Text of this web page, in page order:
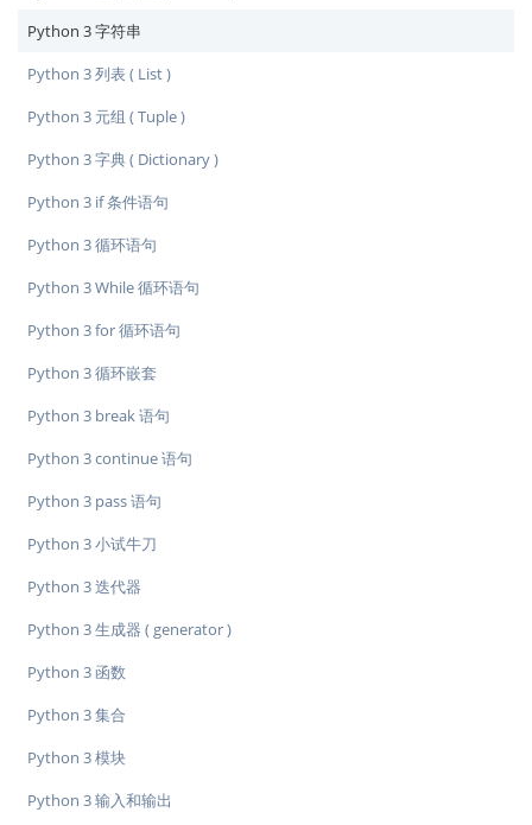
Python 3 字符串
Python 3 列表 ( List )
Python 3 元组 ( Tuple )
Python 3 字典 ( Dictionary )
Python 3 if 条件语句
Python 3 循环语句
Python 3 While 循环语句
Python 3 for 循环语句
Python 3 循环嵌套
Python 3 break 语句
Python 3 continue 语句
Python 3 pass 语句
Python 3 小试牛刀
Python 3 迭代器
Python 3 生成器 ( generator )
Python 3 函数
Python 3 集合
Python 3 模块
Python 3 输入和输出